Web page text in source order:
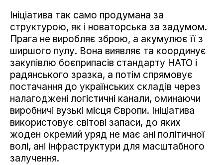
Ініціатива так само продумана за
структурою, як і новаторська за задумом.
Прага не виробляє зброю, а акумулює її з
ширшого пулу. Вона виявляє та координує
закупівлю боєприпасів стандарту НАТО і
радянського зразка, а потім спрямовує
постачання до українських складів через
налагоджені логістичні канали, оминаючи
виробничі вузькі місця Європи. Ініціатива
використовує світові запаси, до яких
жоден окремий уряд не має ані політичної
волі, ані інфраструктури для масштабного
залучення.